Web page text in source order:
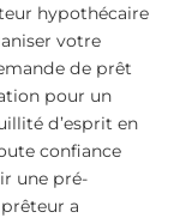
hypothécaire
votre
de prêt
pour un
d’esprit en
confiance
une pré-
a